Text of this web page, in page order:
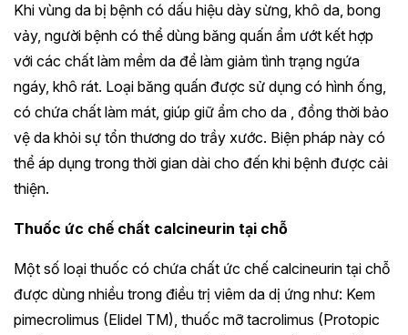
Khi vùng da bị bệnh có dấu hiệu dày sừng, khô da, bong
vảy, người bệnh có thể dùng băng quấn ẩm ướt kết hợp
với các chất làm mềm da để làm giảm tình trạng ngứa
ngáy, khô rát. Loại băng quấn được sử dụng có hình ống,
có chứa chất làm mát, giúp giữ ẩm cho da , đồng thời bảo
vệ da khỏi sự tổn thương do trầy xước. Biện pháp này có
thể áp dụng trong thời gian dài cho đến khi bệnh được cải
thiện.
Thuốc ức chế chất calcineurin tại chỗ
Một số loại thuốc có chứa chất ức chế calcineurin tại chỗ
được dùng nhiều trong điều trị viêm da dị ứng như: Kem
pimecrolimus (Elidel TM), thuốc mỡ tacrolimus (Protopic